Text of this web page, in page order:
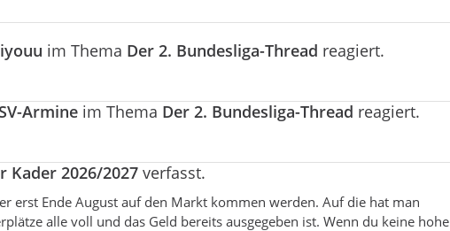
im Thema Der 2. Bundesliga-Thread reagiert.
Armine im Thema Der 2. Bundesliga-Thread reagiert.
Kader 2026/2027 verfasst.
erst Ende August auf den Markt kommen werden. Auf die hat man
alle voll und das Geld bereits ausgegeben ist. Wenn du keine hohe